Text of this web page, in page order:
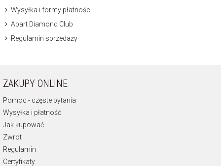
Wysyłka i formy płatności
Apart Diamond Club
Regulamin sprzedaży
ZAKUPY ONLINE
Pomoc - częste pytania
Wysyłka i płatność
Jak kupować
Zwrot
Regulamin
Certyfikaty